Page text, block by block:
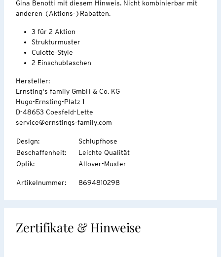
Gina Benotti mit diesem Hinweis. Nicht kombinierbar mit
anderen (Aktions-)Rabatten.
3 für 2 Aktion
Strukturmuster
Culotte-Style
2 Einschubtaschen
Hersteller:
Ernsting's family GmbH & Co. KG
Hugo-Ernsting-Platz 1
D-48653 Coesfeld-Lette
service@ernstings-family.com
Design:
Schlupfhose
Beschaffenheit:
Leichte Qualität
Optik: Allover-Muster
Artikelnummer: 8694810298
Zertifikate & Hinweise